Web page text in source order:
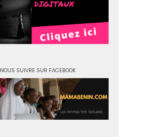
NOUS SUIVRE SUR FACEBOOK